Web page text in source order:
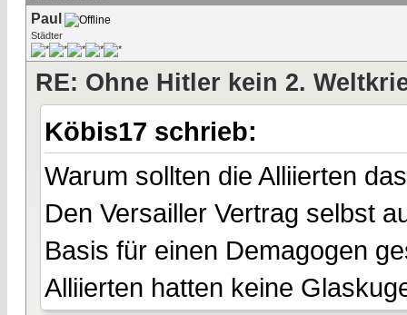
Paul
Städter
RE: Ohne Hitler kein 2.
Köbis17 schrieb:
Warum sollten die Alliierten
Den Versailler Vertrag selbst
Basis für einen Demagogen
Alliierten hatten keine